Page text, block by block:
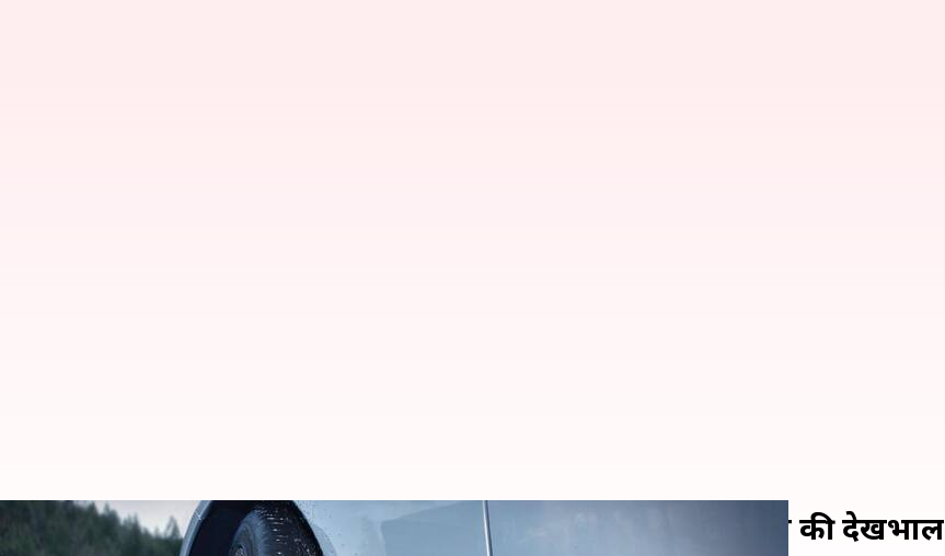
मानसून के दौरान लॉन्ग ड्राइव पर निकलने से पहले ऐसे करें टायरों की देखभाल